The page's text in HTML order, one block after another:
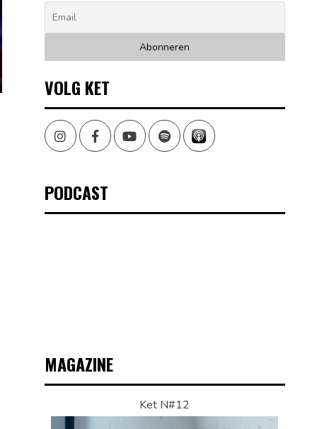
VOLG KET
InstagramFacebookYoutubeSpotify
PODCAST
MAGAZINE
Ket N#12